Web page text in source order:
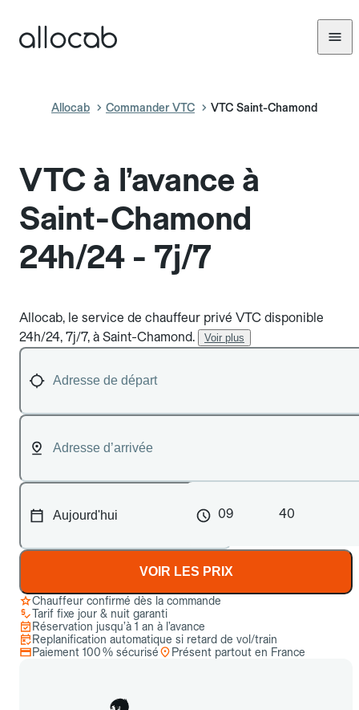
Allocab Commander VTC VTC Saint-Chamond
VTC à l’avance à
Saint-Chamond
24h/24 - 7j/7
Allocab, le service de chauffeur privé VTC disponible
24h/24, 7j/7, à Saint-Chamond.
Voir plus
09 40
VOIR LES PRIX
Chauffeur confirmé dès la commande
Tarif fixe jour & nuit garanti
Réservation jusqu’à 1 an à l’avance
Replanification automatique si retard de vol/train
Paiement 100 % sécurisé
Présent partout en France